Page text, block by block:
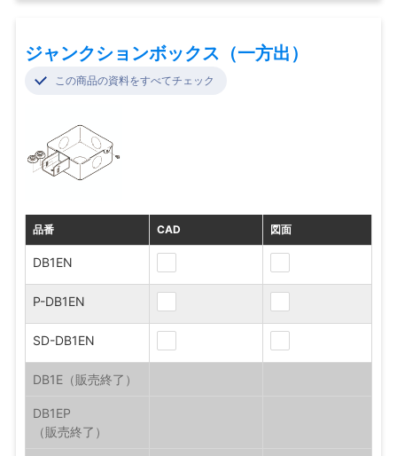
ジャンクションボックス（一方出）
この商品の資料をすべてチェック
品番 CAD 図面
DB1EN
P-DB1EN
SD-DB1EN
DB1E
DB1EP